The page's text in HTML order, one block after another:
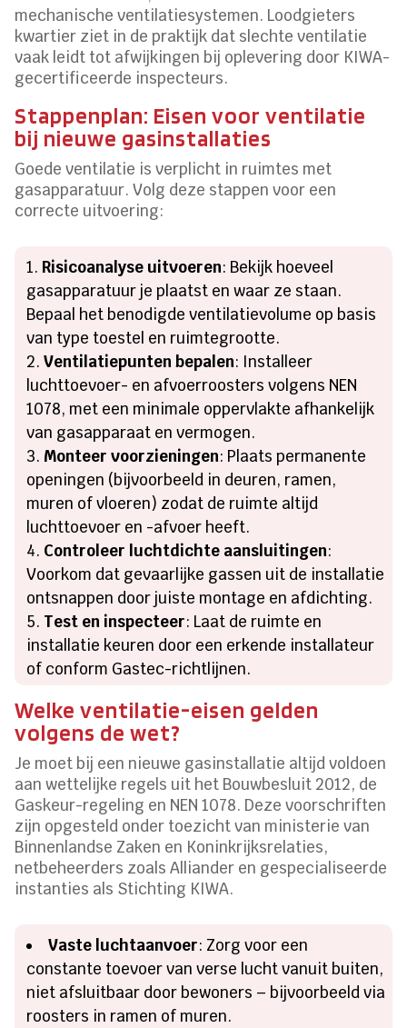
mechanische ventilatiesystemen. Loodgieters
kwartier ziet in de praktijk dat slechte ventilatie
vaak leidt tot afwijkingen bij oplevering door KIWA-
gecertificeerde inspecteurs.
Stappenplan: Eisen voor ventilatie
bij nieuwe gasinstallaties
Goede ventilatie is verplicht in ruimtes met
gasapparatuur. Volg deze stappen voor een
correcte uitvoering:
Risicoanalyse uitvoeren: Bekijk hoeveel
gasapparatuur je plaatst en waar ze staan.
Bepaal het benodigde ventilatievolume op basis
van type toestel en ruimtegrootte.
Ventilatiepunten bepalen: Installeer
luchttoevoer- en afvoerroosters volgens NEN
1078, met een minimale oppervlakte afhankelijk
van gasapparaat en vermogen.
Monteer voorzieningen: Plaats permanente
openingen (bijvoorbeeld in deuren, ramen,
muren of vloeren) zodat de ruimte altijd
luchttoevoer en -afvoer heeft.
Controleer luchtdichte aansluitingen:
Voorkom dat gevaarlijke gassen uit de installatie
ontsnappen door juiste montage en afdichting.
Test en inspecteer: Laat de ruimte en
installatie keuren door een erkende installateur
of conform Gastec-richtlijnen.
Welke ventilatie-eisen gelden
volgens de wet?
Je moet bij een nieuwe gasinstallatie altijd voldoen
aan wettelijke regels uit het Bouwbesluit 2012, de
Gaskeur-regeling en NEN 1078. Deze voorschriften
zijn opgesteld onder toezicht van ministerie van
Binnenlandse Zaken en Koninkrijksrelaties,
netbeheerders zoals Alliander en gespecialiseerde
instanties als Stichting KIWA.
Vaste luchtaanvoer: Zorg voor een
constante toevoer van verse lucht vanuit buiten,
niet afsluitbaar door bewoners – bijvoorbeeld via
roosters in ramen of muren.